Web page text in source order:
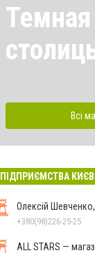
Темная
Всі
ПІДПРИЄМСТВА
Олексій
+380(98)226-25-25
ALL STARS —